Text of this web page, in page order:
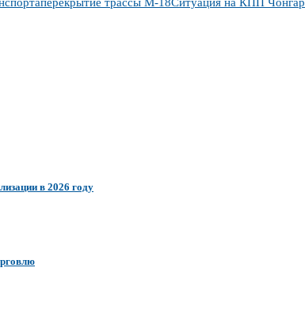
перекрытие трассы М-18Ситуация на КПП Чонгар
в 2026 году